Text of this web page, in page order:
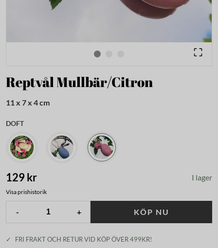
Reptvål Mullbär/Citron
11 x 7 x 4 cm
DOFT
129 kr I lager
Visa prishistorik
- + KÖP NU
✓
FRI FRAKT OCH RETUR VID KÖP ÖVER 499KR!